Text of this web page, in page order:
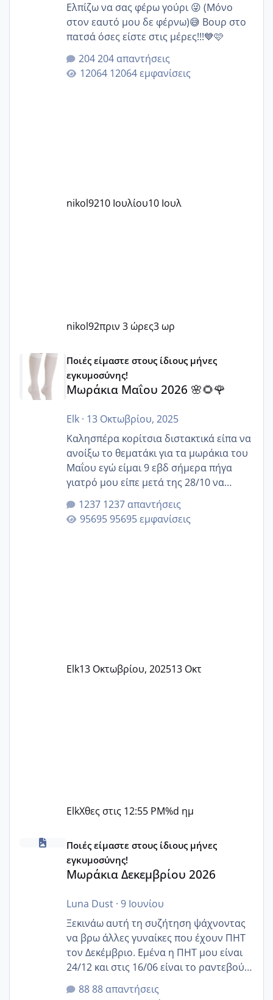
Ελπίζω να σας φέρω γούρι 😜 (Μόνο
στον εαυτό μου δε φέρνω)😅 Βουρ στο
πατσά όσες είστε στις μέρες!!!💙🩷
204 απαντήσεις
12064 εμφανίσεις
nikol9210 Ιουλίου10 Ιουλ
nikol92πριν 3 ώρες3 ωρ
Μωράκια Μαΐου 2026 🌸🌻🌹
Ποιές είμαστε στους ίδιους μήνες
εγκυμοσύνης!
Μωράκια Μαΐου 2026 🌸🌻🌹
Elk· 13 Οκτωβρίου, 2025
Καλησπέρα κορίτσια διστακτικά είπα να
ανοίξω το θεματάκι για τα μωράκια του
Μαΐου εγώ είμαι 9 εβδ σήμερα πήγα
γιατρό μου είπε μετά της 28/10 να
κλείσω ραντεβού για την αυχενική είναι
καμιά άλλη κοπέλα να γεννάει Μάιο ;;
1237 απαντήσεις
95695 εμφανίσεις
Elk13 Οκτωβρίου, 202513 Οκτ
ElkΧθες στις 12:55 PM%d ημ
Μωράκια Δεκεμβρίου 2026
Ποιές είμαστε στους ίδιους μήνες
εγκυμοσύνης!
Μωράκια Δεκεμβρίου 2026
Luna Dust· 9 Ιουνίου
Ξεκινάω αυτή τη συζήτηση ψάχνοντας
να βρω άλλες γυναίκες που έχουν ΠΗΤ
τον Δεκέμβριο. Εμένα η ΠΗΤ μου είναι
24/12 και στις 16/06 είναι το ραντεβού
της αυχενικής διαφάνειας. Έχω αρκετό
άγχος και οι μέρες δεν φαίνεται να
88 απαντήσεις